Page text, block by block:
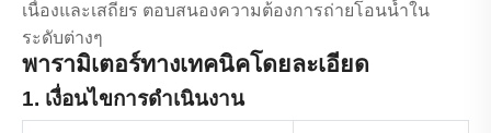
เนื่องและเสถียร ตอบสนองความต้องการถ่ายโอนน้ำใน
ระดับต่างๆ
พารามิเตอร์ทางเทคนิคโดยละเอียด
1. เงื่อนไขการดำเนินงาน